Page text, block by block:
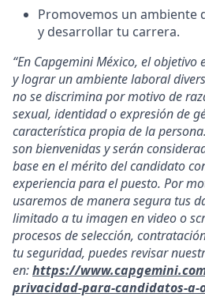
Promovemos un ambiente
y desarrollar tu carrera.
“En Capgemini México, el
y lograr un ambiente laboral
no se discrimina por motivo de
sexual, identidad o expresión de
característica propia de la
son bienvenidas y serán
base en el mérito del candidato
experiencia para el puesto. Por
usaremos de manera segura tus
limitado a tu imagen en video o
procesos de selección,
tu seguridad, puedes revisar
en:https://
privacidad-para-candidatos-